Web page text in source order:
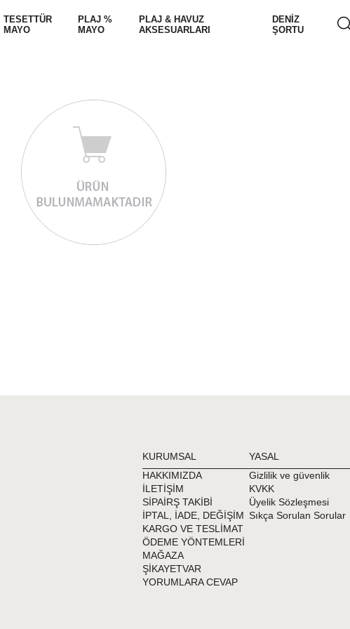
TESETTÜR
MAYO
PLAJ %
MAYO
PLAJ & HAVUZ
AKSESUARLARI
DENİZ
ŞORTU
KURUMSAL
HAKKIMIZDA
İLETİŞİM
SİPAİRŞ TAKİBİ
İPTAL, İADE, DEĞİŞİM
KARGO VE TESLİMAT
ÖDEME YÖNTEMLERİ
MAĞAZA
ŞİKAYETVAR
YORUMLARA CEVAP
YASAL
Gizlilik ve güvenlik
KVKK
Üyelik Sözleşmesi
Sıkça Sorulan Sorular